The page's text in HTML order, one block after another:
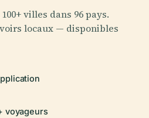
villes dans 96 pays.
locaux — disponibles
voyageurs